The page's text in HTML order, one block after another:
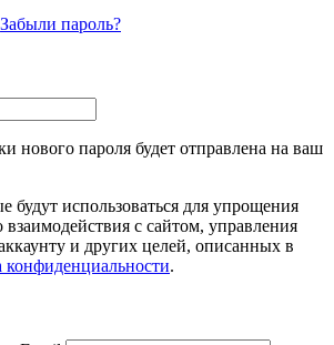
Забыли пароль?
нового пароля будет отправлена на ваш
использоваться для упрощения
с сайтом, управления
и других целей, описанных в
конфиденциальности.